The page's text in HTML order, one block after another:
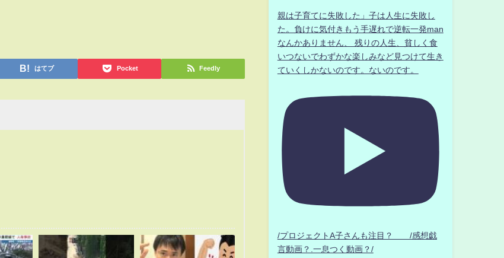
はてブ Pocket Feedly
親は子育てに失敗した」子は人生に失敗し
た。負けに気付きもう手遅れで逆転一発man
なんかありません、 残りの人生、貧しく食
いつないでわずかな楽しみなど見つけて生き
ていくしかないのです。ないのです。
/プロジェクトA子さんも注目？ /感想戯
言動画？.一息つく動画？/